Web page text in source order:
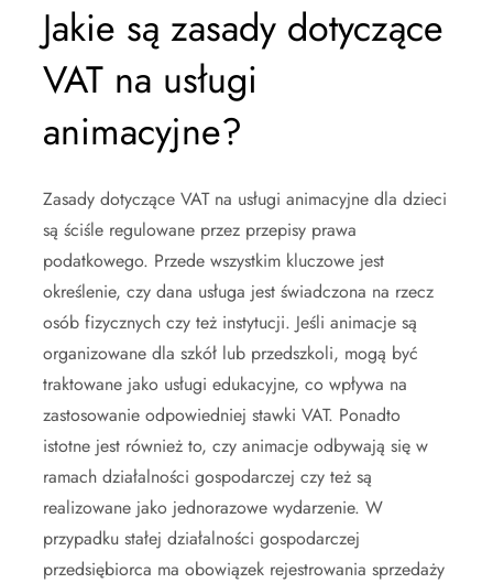
Jakie są zasady dotyczące
VAT na usługi
animacyjne?
Zasady dotyczące VAT na usługi animacyjne dla dzieci
są ściśle regulowane przez przepisy prawa
podatkowego. Przede wszystkim kluczowe jest
określenie, czy dana usługa jest świadczona na rzecz
osób fizycznych czy też instytucji. Jeśli animacje są
organizowane dla szkół lub przedszkoli, mogą być
traktowane jako usługi edukacyjne, co wpływa na
zastosowanie odpowiedniej stawki VAT. Ponadto
istotne jest również to, czy animacje odbywają się w
ramach działalności gospodarczej czy też są
realizowane jako jednorazowe wydarzenie. W
przypadku stałej działalności gospodarczej
przedsiębiorca ma obowiązek rejestrowania sprzedaży